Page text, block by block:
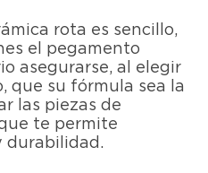
rota es sencillo,
el pegamento
asegurarse, al elegir
que su fórmula sea la
las piezas de
te permite
durabilidad.